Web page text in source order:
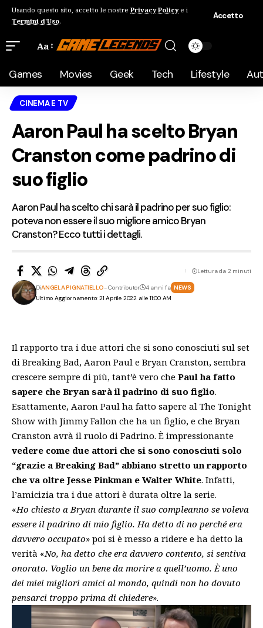
Usando questo sito, accetto le nostre Privacy Policye i
Termini d'Uso.
Accetto
Aa
Games Movies Geek Tech Lifestyle
CINEMA E TV
Aaron Paul ha scelto Bryan
Cranston come padrino di
suo figlio
Aaron Paul ha scelto chi sarà il padrino per suo figlio:
poteva non essere il suo migliore amico Bryan
Cranston? Ecco tutti i dettagli.
Ultimo Aggiornamento: 21 Aprile 2022 alle 11:00 AM
DiANGELA PIGNATIELLO- Contributor 4 anni fa NEWS
Lettura da 2 minuti
Il rapporto tra i due attori che si sono conosciuti sul set
di Breaking Bad, Aaron Paul e Bryan Cranston, sembra
crescere sempre di più, tant’è vero che Paul ha fatto
sapere che Bryan sarà il padrino di suo figlio.
Esattamente, Aaron Paul ha fatto sapere al The Tonight
Show with Jimmy Fallon che ha un figlio, e che Bryan
Cranston avrà il ruolo di Padrino. È impressionante
vedere come due attori che si sono conosciuti solo
“grazie a Breaking Bad” abbiano stretto un rapporto
che va oltre Jesse Pinkman e Walter White. Infatti,
l’amicizia tra i due attori è durata oltre la serie.
«Ho chiesto a Bryan durante il suo compleanno se voleva
essere il padrino di mio figlio. Ha detto di no perché era
davvero occupato» poi si è messo a ridere e ha detto la
verità «No, ha detto che era davvero contento, si sentiva
onorato. Voglio un bene da morire a quell’uomo. È uno
dei miei migliori amici al mondo, quindi non ho dovuto
pensarci troppo prima di chiedere».